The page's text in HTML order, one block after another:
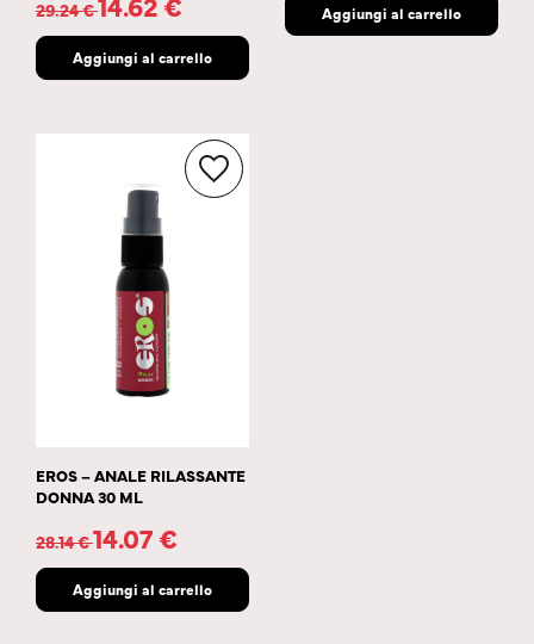
29.24€
Aggiungi al carrello
Aggiungi al carrello
EROS – ANALE RILASSANTE
DONNA 30 ML
28.14€14.07€
Aggiungi al carrello